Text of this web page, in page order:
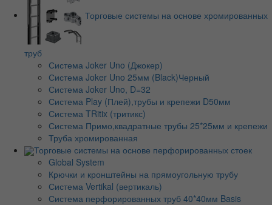
Торговые системы на основе хромированных
труб
Система Joker Uno (Джокер)
Система Joker Uno 25мм (Black)Черный
Система Joker Uno, D=32
Система Play (Плей),трубы и крепежи D50мм
Система TRitix (тритикс)
Система Примо,квадратные трубы 25*25мм и крепежи
Труба хромированная
Торговые системы на основе перфорированных стоек
Global System
Крючки и кронштейны на прямоугольную трубу
Система Vertikal (вертикаль)
Система перфорированных труб 40*40мм Basis